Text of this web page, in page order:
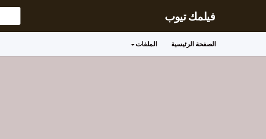
فيلمك تيوب
الصفحة الرئيسية الملفات